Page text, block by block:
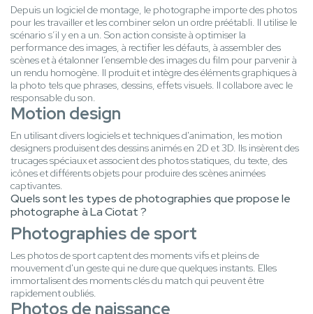
Depuis un logiciel de montage, le photographe importe des photos
pour les travailler et les combiner selon un ordre préétabli. Il utilise le
scénario s’il y en a un. Son action consiste à optimiser la
performance des images, à rectifier les défauts, à assembler des
scènes et à étalonner l’ensemble des images du film pour parvenir à
un rendu homogène. Il produit et intègre des éléments graphiques à
la photo tels que phrases, dessins, effets visuels. Il collabore avec le
responsable du son.
Motion design
En utilisant divers logiciels et techniques d'animation, les motion
designers produisent des dessins animés en 2D et 3D. Ils insèrent des
trucages spéciaux et associent des photos statiques, du texte, des
icônes et différents objets pour produire des scènes animées
captivantes.
Quels sont les types de photographies que propose le
photographe à La Ciotat ?
Photographies de sport
Les photos de sport captent des moments vifs et pleins de
mouvement d'un geste qui ne dure que quelques instants. Elles
immortalisent des moments clés du match qui peuvent être
rapidement oubliés.
Photos de naissance